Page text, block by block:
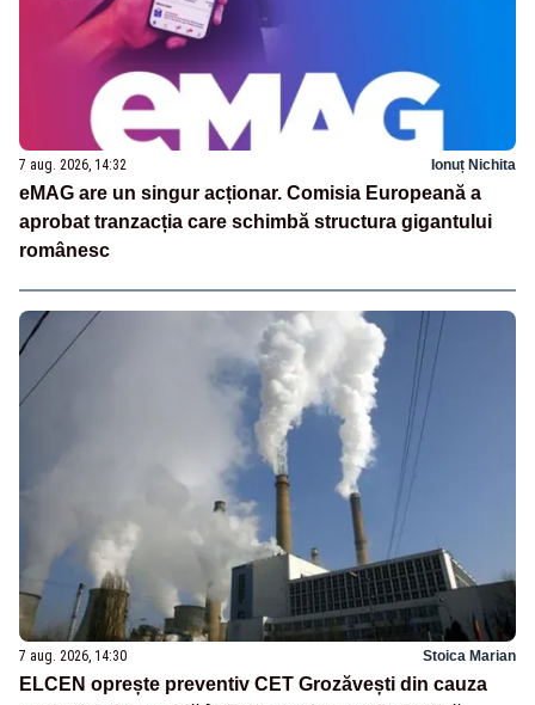
7 aug. 2026, 14:32 Ionuț Nichita
eMAG are un singur acționar. Comisia Europeană a
aprobat tranzacția care schimbă structura gigantului
românesc
7 aug. 2026, 14:30 Stoica Marian
ELCEN oprește preventiv CET Grozăvești din cauza